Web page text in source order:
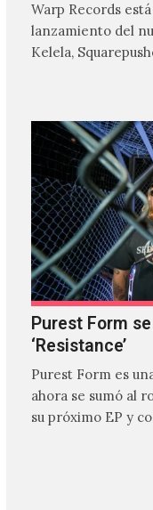
Warp Records
lanzamiento del
Kelela,
Purest Form
‘Resistance’
Purest Form es
ahora se sumó al
su próximo EP y